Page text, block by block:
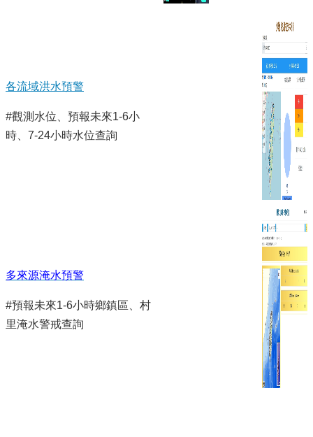
各流域洪水預警
#觀測水位、預報未來1-6小
時、7-24小時水位查詢
多來源淹水預警
#預報未來1-6小時鄉鎮區、村
里淹水警戒查詢